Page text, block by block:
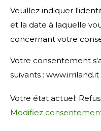
Veuillez indiquer
et la date à laquelle
concernant votre
Votre consentement
suivants : www.irriland.it
Votre état ​​actuel:
Modifiez